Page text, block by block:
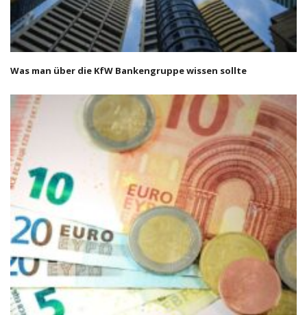
Was man über die KfW Bankengruppe wissen sollte